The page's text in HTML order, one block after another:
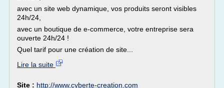
avec un site web dynamique, vos produits seront visibles
24h/24,
avec un boutique de e-commerce, votre entreprise sera
ouverte 24h/24 !
Quel tarif pour une création de site...
Lire la suite
Site : http://www.cyberte-creation.com